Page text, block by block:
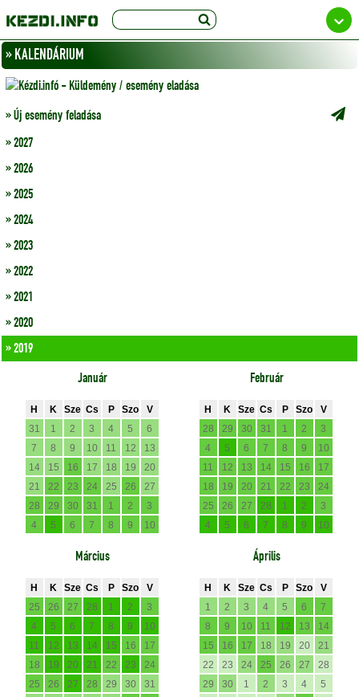
» KALENDÁRIUM
» Új esemény feladása
» 2027
» 2026
» 2025
» 2024
» 2023
» 2022
» 2021
» 2020
» 2019
Január
H K Sze Cs P Szo
V
31
1 2 3 4 5
6
7
8 9 10 11 12
13
14
15 16 17 18 19
20
21
22 23 24 25 26
27
28
29 30 31 1 2
3
4
5 6 7 8 9 10
Február
H K Sze Cs P Szo
V
28
29 30 31 1 2
3
4
5 6 7 8 9
10
11
12 13 14 15 16
17
18
19 20 21 22 23
24
25
26 27 28 1 2
3
4
5 6 7 8 9 10
Március
H K Sze Cs P Szo
V
25
26 27 28 1 2
3
4
5 6 7 8 9
10
11
12 13 14 15 16
17
18
19 20 21 22 23
24
25
26 27 28 29 30
31
Április
H K Sze Cs P Szo
V
1
2 3 4 5 6
7
8
9 10 11 12 13
14
15
16 17 18 19 20
21
22
23 24 25 26 27
28
29
30 1 2 3 4
5